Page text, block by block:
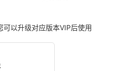
可以升级对应版本VIP后使用